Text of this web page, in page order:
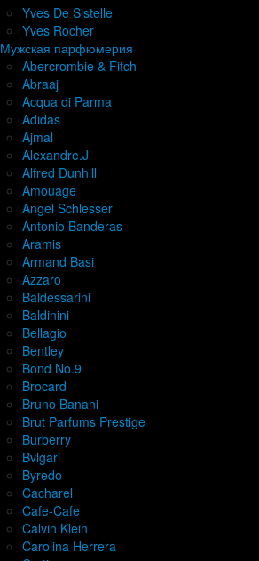
Yves De Sistelle
Yves Rocher
Мужская парфюмерия
Abercrombie & Fitch
Abraaj
Acqua di Parma
Adidas
Ajmal
Alexandre.J
Alfred Dunhill
Amouage
Angel Schlesser
Antonio Banderas
Aramis
Armand Basi
Azzaro
Baldessarini
Baldinini
Bellagio
Bentley
Bond No.9
Brocard
Bruno Banani
Brut Parfums Prestige
Burberry
Bvlgari
Byredo
Cacharel
Cafe-Cafe
Calvin Klein
Carolina Herrera